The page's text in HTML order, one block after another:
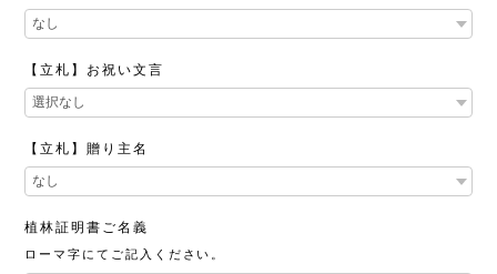
【立札】お祝い文言
【立札】贈り主名
植林証明書ご名義
ローマ字にてご記入ください。